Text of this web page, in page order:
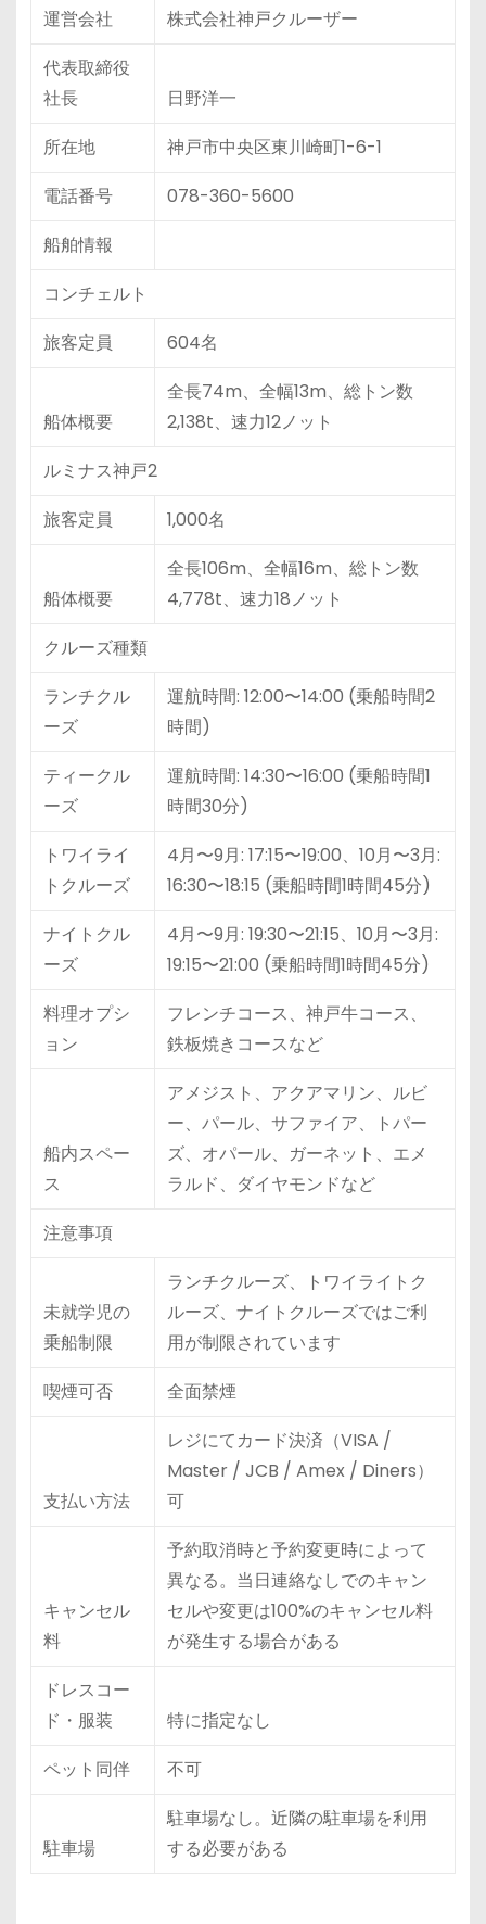
運営会社
株式会社神戸クルーザー
代表取締役
社長
日野洋一
所在地
神戸市中央区東川崎町1-6-1
電話番号
078-360-5600
船舶情報
コンチェルト
旅客定員
604名
船体概要
全長74m、全幅13m、総トン数
2,138t、速力12ノット
ルミナス神戸2
旅客定員
1,000名
船体概要
全長106m、全幅16m、総トン数
4,778t、速力18ノット
クルーズ種類
ランチクル
ーズ
運航時間: 12:00〜14:00 (乗船時間2
時間)
ティークル
ーズ
運航時間: 14:30〜16:00 (乗船時間1
時間30分)
トワイライ
トクルーズ
4月〜9月: 17:15〜19:00、10月〜3月:
16:30〜18:15 (乗船時間1時間45分)
ナイトクル
ーズ
4月〜9月: 19:30〜21:15、10月〜3月:
19:15〜21:00 (乗船時間1時間45分)
料理オプシ
ョン
フレンチコース、神戸牛コース、
鉄板焼きコースなど
船内スペー
ス
アメジスト、アクアマリン、ルビ
ー、パール、サファイア、トパー
ズ、オパール、ガーネット、エメ
ラルド、ダイヤモンドなど
注意事項
未就学児の
乗船制限
ランチクルーズ、トワイライトク
ルーズ、ナイトクルーズではご利
用が制限されています
喫煙可否
全面禁煙
支払い方法
レジにてカード決済（VISA /
Master / JCB / Amex / Diners）
可
キャンセル
料
予約取消時と予約変更時によって
異なる。当日連絡なしでのキャン
セルや変更は100%のキャンセル料
が発生する場合がある
ドレスコー
ド・服装
特に指定なし
ペット同伴
不可
駐車場
駐車場なし。近隣の駐車場を利用
する必要がある